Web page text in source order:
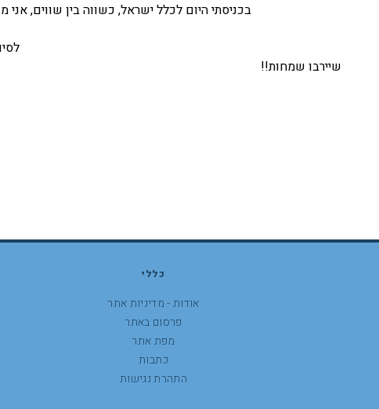
בכניסתי היום לכלל ישראל, כשווה בין שווים,
שיירבו שמחות!!
כללי
אודות - מדיניות אתר
פרסום באתר
מפת אתר
כתבות
התהרת נגישות